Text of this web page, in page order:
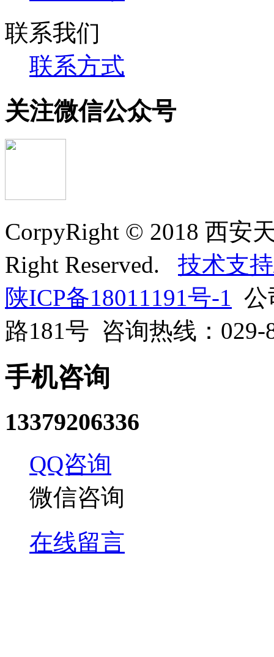
联系我们
联系方式
关注微信公众号
CorpyRight © 2018 西安
Right Reserved. 技术支
陕ICP备18011191号-1 公
路181号 咨询热线：
手机咨询
13379206336
QQ咨询
微信咨询
在线留言